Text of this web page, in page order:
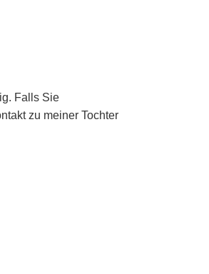
Falls Sie
zu meiner Tochter